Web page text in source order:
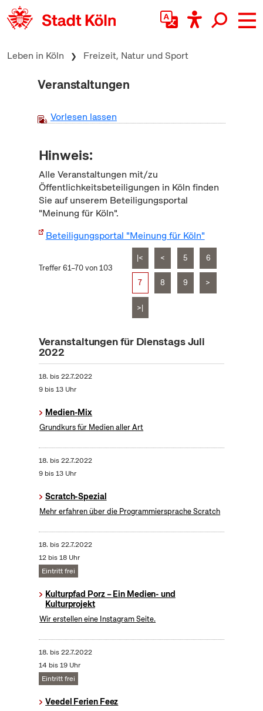
zum Inhalt springen
Leben in Köln Freizeit, Natur und Sport
Veranstaltungen
Vorlesen lassen
Hinweis:
Alle Veranstaltungen mit/zu
Öffentlichkeitsbeteiligungen in Köln finden
Sie auf unserem Beteiligungsportal
"Meinung für Köln".
Beteiligungsportal "Meinung für Köln"
Treffer 61–70 von 103
|< < 5 6
7 8 9 >
>|
Veranstaltungen für Dienstags Juli
2022
18. bis22.7.2022
9 bis 13 Uhr
Medien-Mix
Grundkurs für Medien aller Art
18. bis22.7.2022
9 bis 13 Uhr
Scratch-Spezial
Mehr erfahren über die Programmiersprache Scratch
18. bis22.7.2022
12 bis 18 Uhr
Eintritt frei
Kulturpfad Porz – Ein Medien- und
Kulturprojekt
Wir erstellen eine Instagram Seite.
18. bis22.7.2022
14 bis 19 Uhr
Eintritt frei
Veedel Ferien Feez